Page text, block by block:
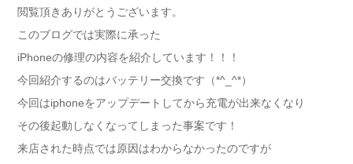
閲覧頂きありがとうございます。
このブログでは実際に承った
iPhoneの修理の内容を紹介しています！！！
今回紹介するのはバッテリー交換です（*^_^*）
今回はiphoneをアップデートしてから充電が出来なくなり
その後起動しなくなってしまった事案です！
来店された時点では原因はわからなかったのですが